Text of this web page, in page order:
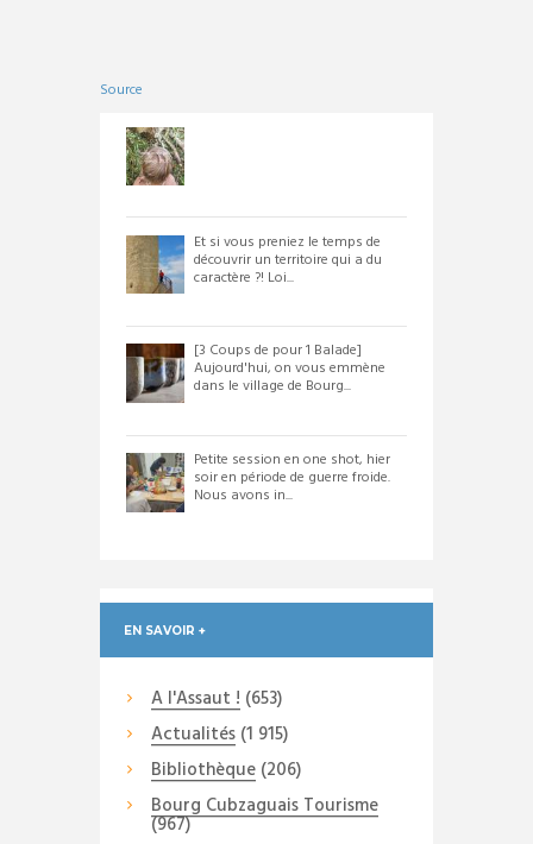
Source
Et si vous preniez le temps de
découvrir un territoire qui a du
caractère ?! Loi...
[3 Coups de pour 1 Balade]
Aujourd'hui, on vous emmène
dans le village de Bourg...
Petite session en one shot, hier
soir en période de guerre froide.
Nous avons in...
EN SAVOIR +
A l'Assaut ! (653)
Actualités(1 915)
Bibliothèque(206)
Bourg Cubzaguais Tourisme
(967)